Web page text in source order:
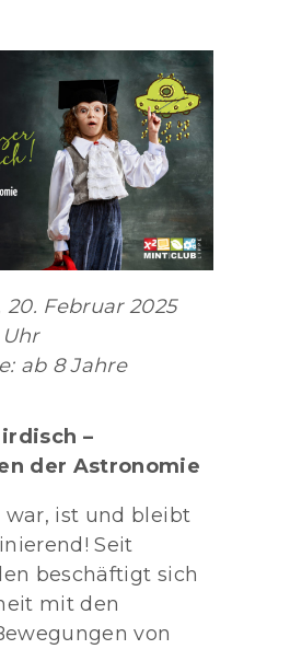
Februar 2025
Uhr
ab 8 Jahre
–
der Astronomie
war, ist und bleibt
Seit
beschäftigt sich
mit den
von